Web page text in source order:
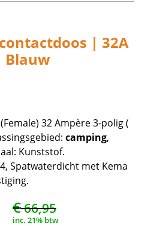
| 32A
Blauw
32 Ampère 3-polig (
camping,
Kunststof.
Spatwaterdicht met Kema
€66,95
inc. 21% btw